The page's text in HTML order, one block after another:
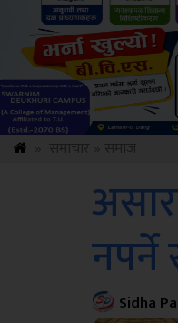
Sidha